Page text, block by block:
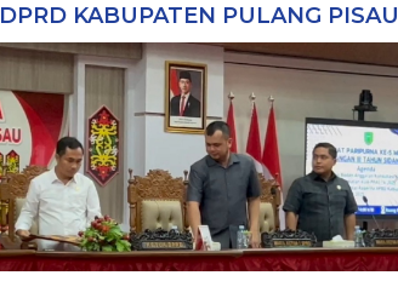
DPRD KABUPATEN PULANG PISAU